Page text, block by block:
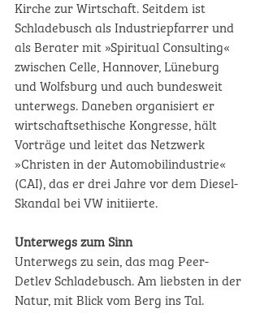
Kirche zur Wirtschaft. Seitdem ist
Schladebusch als Industriepfarrer und
als Berater mit »Spiritual Consulting«
zwischen Celle, Hannover, Lüneburg
und Wolfsburg und auch bundesweit
unterwegs. Daneben organisiert er
wirtschaftsethische Kongresse, hält
Vorträge und leitet das Netzwerk
»Christen in der Automobilindustrie«
(CAI), das er drei Jahre vor dem Diesel-
Skandal bei VW initiierte.
Unterwegs zum Sinn
Unterwegs zu sein, das mag Peer-
Detlev Schladebusch. Am liebsten in der
Natur, mit Blick vom Berg ins Tal.